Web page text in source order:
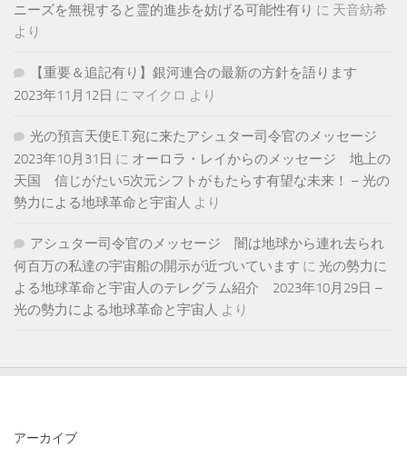
ニーズを無視すると霊的進歩を妨げる可能性有り に 天音紡希
より
【重要＆追記有り】銀河連合の最新の方針を語ります
2023年11月12日 に マイクロ より
光の預言天使E.T.宛に来たアシュター司令官のメッセージ
2023年10月31日 に オーロラ・レイからのメッセージ 地上の
天国 信じがたい5次元シフトがもたらす有望な未来！ – 光の
勢力による地球革命と宇宙人 より
アシュター司令官のメッセージ 闇は地球から連れ去られ
何百万の私達の宇宙船の開示が近づいています に 光の勢力に
よる地球革命と宇宙人のテレグラム紹介 2023年10月29日 –
光の勢力による地球革命と宇宙人 より
アーカイブ